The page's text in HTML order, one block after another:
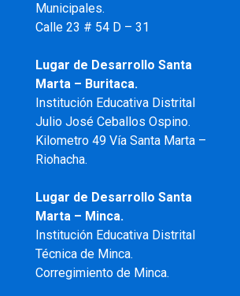
Municipales.
Calle 23 # 54 D – 31
Lugar de Desarrollo Santa
Marta – Buritaca.
Institución Educativa Distrital
Julio José Ceballos Ospino.
Kilometro 49 Vía Santa Marta –
Riohacha.
Lugar de Desarrollo Santa
Marta – Minca.
Institución Educativa Distrital
Técnica de Minca.
Corregimiento de Minca.